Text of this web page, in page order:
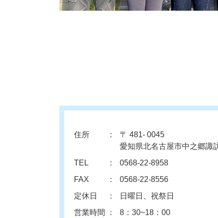
住所
〒 481- 0045
愛知県北名古屋市中之郷諏
TEL
0568-22-8958
FAX
0568-22-8556
定休日
日曜日、祝祭日
営業時間
8：30~18：00